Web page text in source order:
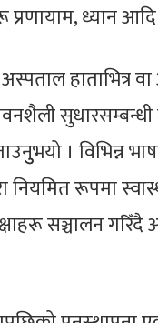
ध्यान
सुधारसम्बन्धी
। विभिन्न
रूपमा
सञ्चालन